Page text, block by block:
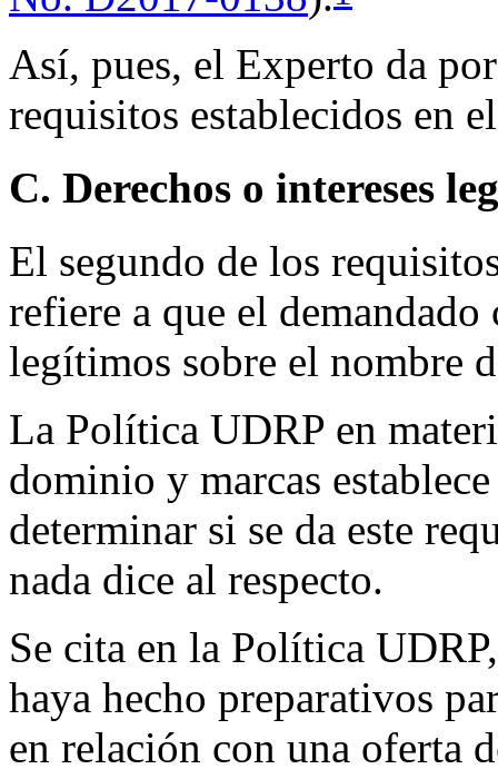
Así, pues, el Experto da
requisitos establecidos en
C. Derechos o intereses
El segundo de los
refiere a que el demandado
legítimos sobre el nombre
La Política UDRP en
dominio y marcas
determinar si se da este
nada dice al respecto.
Se cita en la Política
haya hecho preparativos
en relación con una oferta